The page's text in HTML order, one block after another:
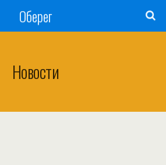
Оберег
Новости